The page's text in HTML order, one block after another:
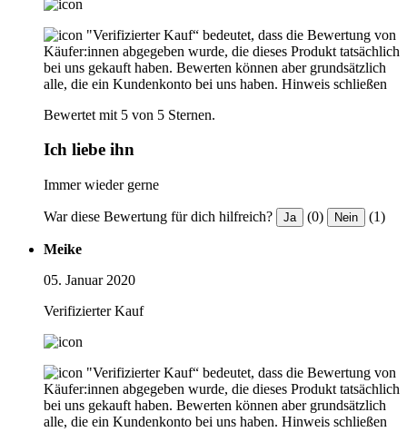
"Verifizierter Kauf“ bedeutet, dass die Bewertung von
Käufer:innen abgegeben wurde, die dieses Produkt tatsächlich
bei uns gekauft haben. Bewerten können aber grundsätzlich
alle, die ein Kundenkonto bei uns haben. Hinweis schließen
Bewertet mit 5 von 5 Sternen.
Ich liebe ihn
Immer wieder gerne
War diese Bewertung für dich hilfreich? Ja (0) Nein (1)
Meike
05. Januar 2020
Verifizierter Kauf
"Verifizierter Kauf“ bedeutet, dass die Bewertung von
Käufer:innen abgegeben wurde, die dieses Produkt tatsächlich
bei uns gekauft haben. Bewerten können aber grundsätzlich
alle, die ein Kundenkonto bei uns haben. Hinweis schließen